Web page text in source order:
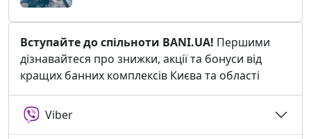
Вступайте до спільноти BANI.UA! Першими
дізнавайтеся про знижки, акції та бонуси від
кращих банних комплексів Києва та області
Viber